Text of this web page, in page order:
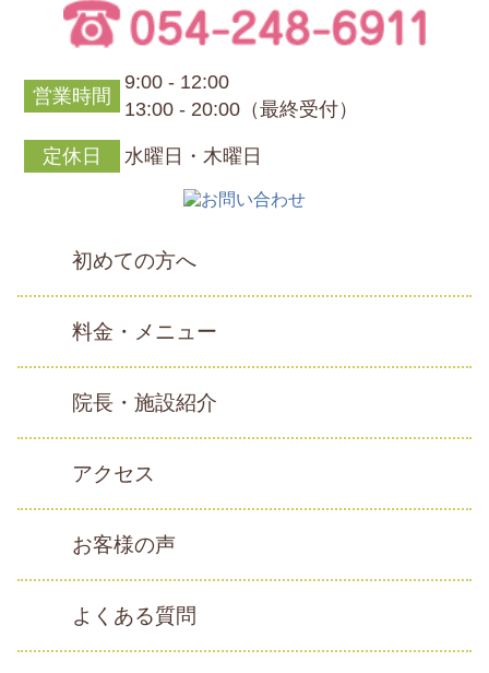
営業時間
9:00 - 12:00
13:00 - 20:00（最終受付）
定休日 水曜日・木曜日
初めての方へ
料金・メニュー
院長・施設紹介
アクセス
お客様の声
よくある質問